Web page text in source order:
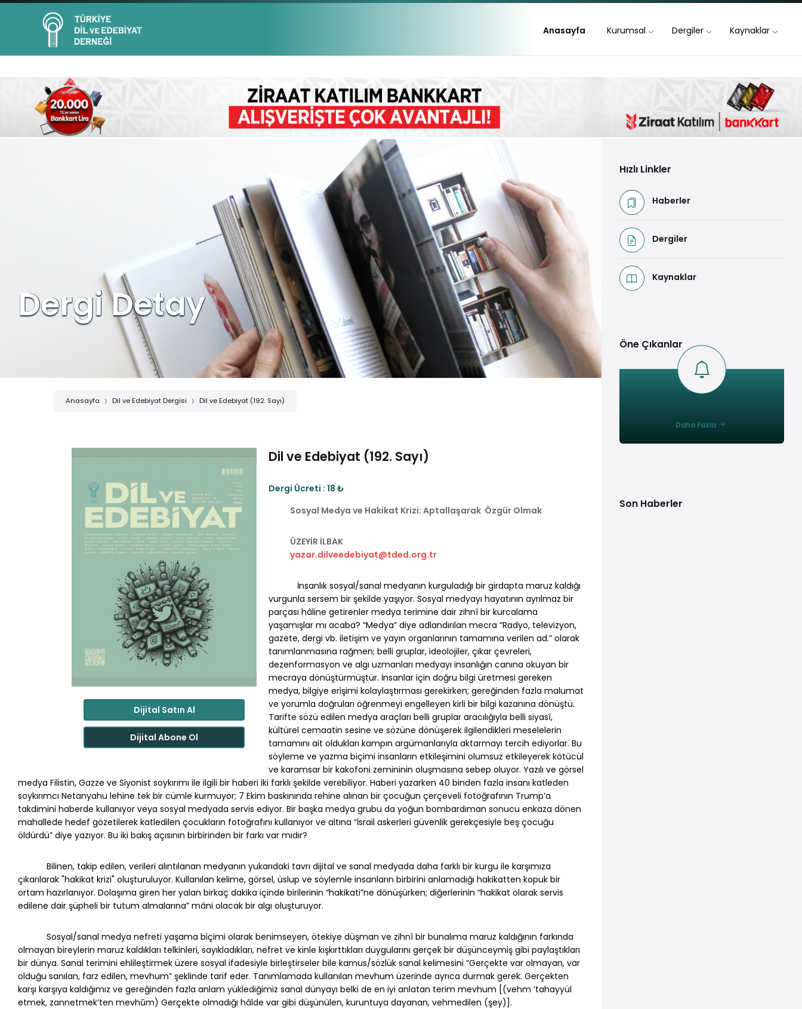
Anasayfa Kurumsal Dergiler Kaynaklar
Dergi Detay
Anasayfa Dil ve Edebiyat Dergisi Dil ve Edebiyat (192. Sayı)
Dijital Satın Al
Dijital Abone Ol
Dil ve Edebiyat (192. Sayı)
Dergi Ücreti : 18 ₺
Sosyal Medya ve Hakikat Krizi: Aptallaşarak Özgür Olmak
ÜZEYİR İLBAK
yazar.dilveedebiyat@tded.org.tr
İnsanlık sosyal/sanal medyanın kurguladığı bir girdapta maruz kaldığı
vurgunla sersem bir şekilde yaşıyor. Sosyal medyayı hayatının ayrılmaz bir
parçası hâline getirenler medya terimine dair zihnî bir kurcalama
yaşamışlar mı acaba? “Medya” diye adlandırılan mecra “Radyo, televizyon,
gazete, dergi vb. iletişim ve yayın organlarının tamamına verilen ad.” olarak
tanımlanmasına rağmen; belli gruplar, ideolojiler, çıkar çevreleri,
dezenformasyon ve algı uzmanları medyayı insanlığın canına okuyan bir
mecraya dönüştürmüştür. İnsanlar için doğru bilgi üretmesi gereken
medya, bilgiye erişimi kolaylaştırması gerekirken; gereğinden fazla malumat
ve yorumla doğruları öğrenmeyi engelleyen kirli bir bilgi kazanına dönüştü.
Tarifte sözü edilen medya araçları belli gruplar aracılığıyla belli siyasî,
kültürel cemaatin sesine ve sözüne dönüşerek ilgilendikleri meselelerin
tamamını ait oldukları kampın argümanlarıyla aktarmayı tercih ediyorlar. Bu
söyleme ve yazma biçimi insanların etkileşimini olumsuz etkileyerek kötücül
ve karamsar bir kakofoni zemininin oluşmasına sebep oluyor. Yazılı ve görsel
medya Filistin, Gazze ve Siyonist soykırımı ile ilgili bir haberi iki farklı şekilde verebiliyor. Haberi yazarken 40 binden fazla insanı katleden
soykırımcı Netanyahu lehine tek bir cümle kurmuyor; 7 Ekim baskınında rehine alınan bir çocuğun çerçeveli fotoğrafının Trump’a
takdimini haberde kullanıyor veya sosyal medyada servis ediyor. Bir başka medya grubu da yoğun bombardıman sonucu enkaza dönen
mahallede hedef gözetilerek katledilen çocukların fotoğrafını kullanıyor ve altına “İsrail askerleri güvenlik gerekçesiyle beş çocuğu
öldürdü” diye yazıyor. Bu iki bakış açısının birbirinden bir farkı var mıdır?
Bilinen, takip edilen, verileri alıntılanan medyanın yukarıdaki tavrı dijital ve sanal medyada daha farklı bir kurgu ile karşımıza
çıkarılarak "hakikat krizi" oluşturuluyor. Kullanılan kelime, görsel, üslup ve söylemle insanların birbirini anlamadığı hakikatten kopuk bir
ortam hazırlanıyor. Dolaşıma giren her yalan birkaç dakika içinde birilerinin “hakikati”ne dönüşürken; diğerlerinin “hakikat olarak servis
edilene dair şüpheli bir tutum almalarına” mâni olacak bir algı oluşturuyor.
Sosyal/sanal medya nefreti yaşama biçimi olarak benimseyen, ötekiye düşman ve zihnî bir bunalıma maruz kaldığının farkında
olmayan bireylerin maruz kaldıkları telkinleri, sayıkladıkları, nefret ve kinle kışkırttıkları duygularını gerçek bir düşünceymiş gibi paylaştıkları
bir dünya. Sanal terimini ehlileştirmek üzere sosyal ifadesiyle birleştirseler bile kamus/sözlük sanal kelimesini “Gerçekte var olmayan, var
olduğu sanılan, farz edilen, mevhum” şeklinde tarif eder. Tanımlamada kullanılan mevhum üzerinde ayrıca durmak gerek. Gerçekten
karşı karşıya kaldığımız ve gereğinden fazla anlam yüklediğimiz sanal dünyayı belki de en iyi anlatan terim mevhum [(vehm ‘tahayyül
etmek, zannetmek’ten mevhūm) Gerçekte olmadığı hâlde var gibi düşünülen, kuruntuya dayanan, vehmedilen (şey)].
Hızlı Linkler
Haberler
Dergiler
Kaynaklar
Öne Çıkanlar
Daha Fazla
Son Haberler